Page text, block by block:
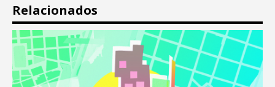
Relacionados